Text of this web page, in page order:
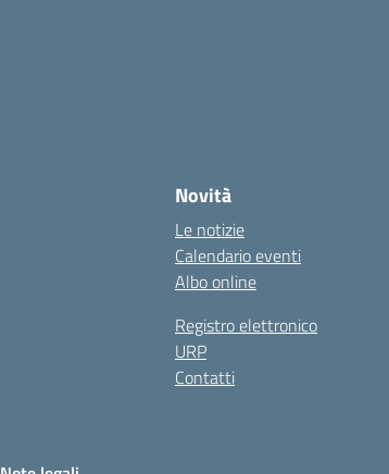
Novità
Le notizie
Calendario eventi
Albo online
Registro elettronico
URP
Contatti